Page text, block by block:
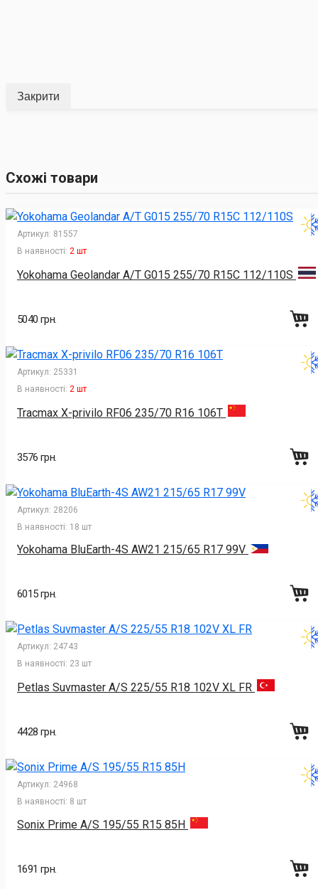
Закрити
Схожі товари
Артикул: 81557
В наявності: 2 шт
Yokohama Geolandar A/T G015 255/70 R15C 112/110S
5040 грн.
Артикул: 25331
В наявності: 2 шт
Tracmax X-privilo RF06 235/70 R16 106T
3576 грн.
Артикул: 28206
В наявності: 18 шт
Yokohama BluEarth-4S AW21 215/65 R17 99V
6015 грн.
Артикул: 24743
В наявності: 23 шт
Petlas Suvmaster A/S 225/55 R18 102V XL FR
4428 грн.
Артикул: 24968
В наявності: 8 шт
Sonix Prime A/S 195/55 R15 85H
1691 грн.